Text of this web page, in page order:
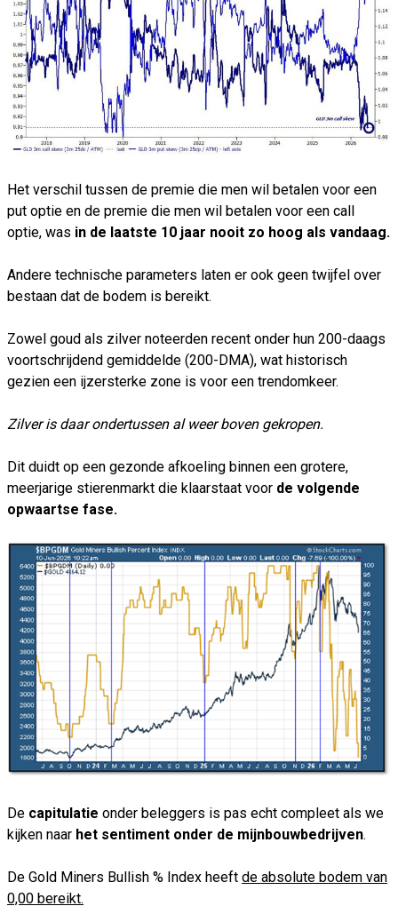
Het verschil tussen de premie die men wil betalen voor een
put optie en de premie die men wil betalen voor een call
optie, was in de laatste 10 jaar nooit zo hoog als vandaag.
Andere technische parameters laten er ook geen twijfel over
bestaan dat de bodem is bereikt.
Zowel goud als zilver noteerden recent onder hun 200-daags
voortschrijdend gemiddelde (200-DMA), wat historisch
gezien een ijzersterke zone is voor een trendomkeer.
Zilver is daar ondertussen al weer boven gekropen.
Dit duidt op een gezonde afkoeling binnen een grotere,
meerjarige stierenmarkt die klaarstaat voor de volgende
opwaartse fase.
De capitulatie onder beleggers is pas echt compleet als we
kijken naar het sentiment onder de mijnbouwbedrijven.
De Gold Miners Bullish % Index heeft de absolute bodem van
0,00 bereikt.